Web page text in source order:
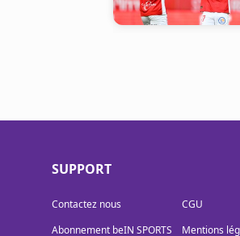
SUPPORT
Contactez nous
Abonnement beIN SPORTS
CGU
Mentions